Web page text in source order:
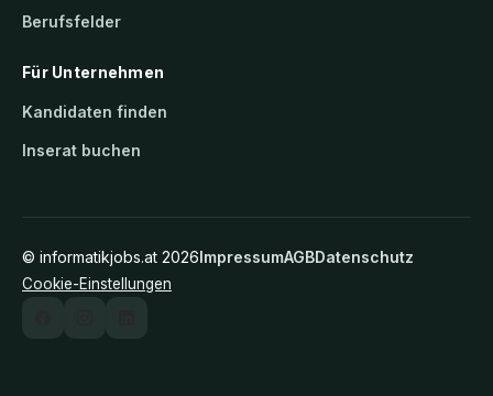
Berufsfelder
Für Unternehmen
Kandidaten finden
Inserat buchen
© informatikjobs.at 2026ImpressumAGBDatenschutz
Cookie-Einstellungen